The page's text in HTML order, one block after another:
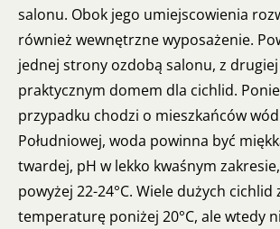
salonu. Obok jego umiejscowienia
również wewnętrzne wyposażenie.
jednej strony ozdobą salonu, z
praktycznym domem dla cichlid.
przypadku chodzi o mieszkańców
Południowej, woda powinna być
twardej, pH w lekko kwaśnym
powyżej 22-24°C. Wiele dużych cichlid
temperaturę poniżej 20°C, ale wtedy